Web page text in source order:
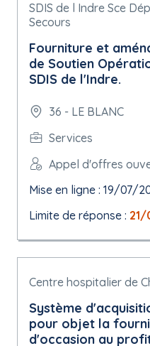
SDIS de l Indre Sce
Secours
Fourniture et
de Soutien
SDIS de l'Indre.
36 - LE BLANC
Services
Appel d'offres
Mise en ligne : 19/07/
Limite de réponse :
Centre hospitalier de
Système
pour objet la
d'occasion au profit